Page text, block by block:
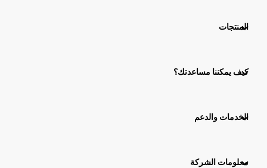
المنتجات
كيف يمكننا مساعدتك؟
الخدمات والدعم
معلومات الشركة